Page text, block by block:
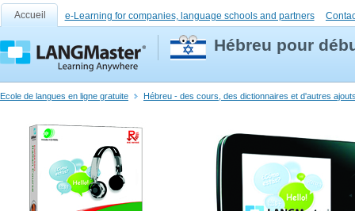
Accueil e-Learning for companies, language schools and partners
Hébreu pour
Ecole de langues en ligne gratuite Hébreu - des cours, des dictionnaires et d'autres